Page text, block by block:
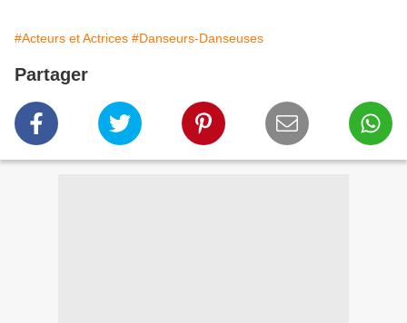
#Acteurs et Actrices #Danseurs-Danseuses
Partager